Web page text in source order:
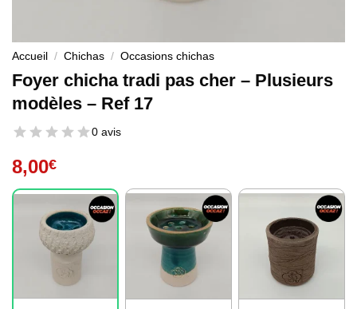
Accueil / Chichas / Occasions chichas
Foyer chicha tradi pas cher – Plusieurs
modèles – Ref 17
0 avis
8,00€